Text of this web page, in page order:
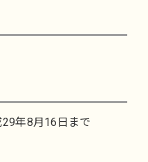
年8月16日まで